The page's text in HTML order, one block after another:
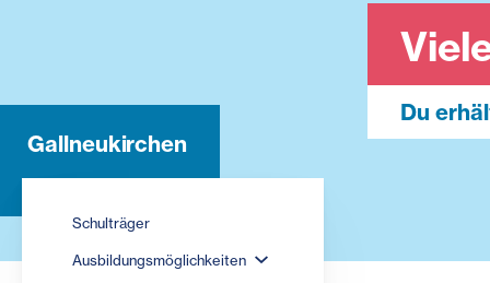
Du
Gallneukirchen
Schulträger
Ausbildungsmöglichkeiten